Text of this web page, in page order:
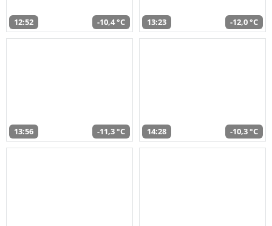
12:52 -10,4 °C 13:23 -12,0 °C
13:56 -11,3 °C 14:28 -10,3 °C